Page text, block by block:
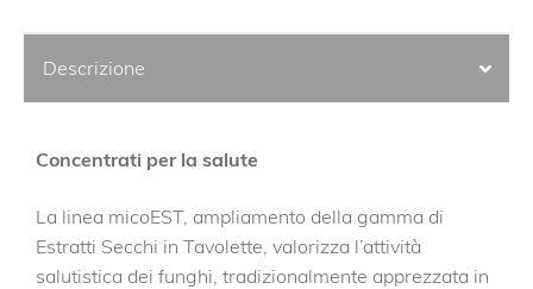
Descrizione
Concentrati per la salute
La linea micoEST, ampliamento della gamma di
Estratti Secchi in Tavolette, valorizza l’attività
salutistica dei funghi, tradizionalmente apprezzata in